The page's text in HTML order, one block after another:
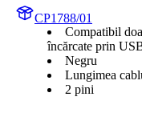
CP1788/01
Compatibil
încărcate prin
Negru
Lungimea
2 pini